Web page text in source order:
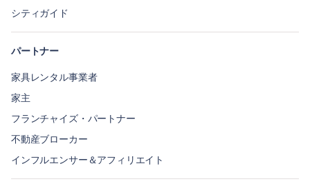
シティガイド
パートナー
家具レンタル事業者
家主
フランチャイズ・パートナー
不動産ブローカー
インフルエンサー＆アフィリエイト